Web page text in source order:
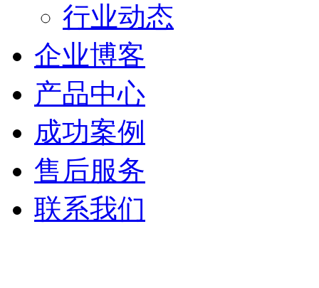
行业动态
企业博客
产品中心
成功案例
售后服务
联系我们